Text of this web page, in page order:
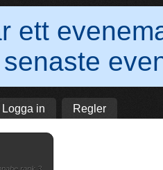
ett
Logga in Regler